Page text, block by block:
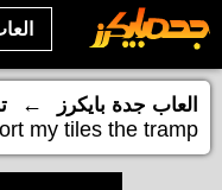
العاب جدة بايكرز ←
my tiles the tramp